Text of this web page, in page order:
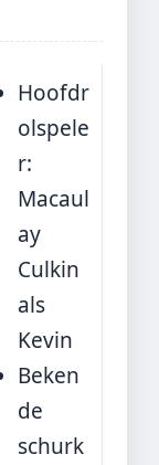
Hoofdr
olspele
r:
Macaul
ay
Culkin
als
Kevin
Beken
de
schurk